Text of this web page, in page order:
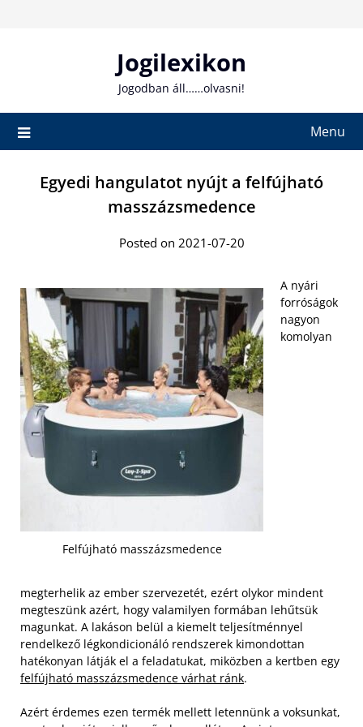
Jogilexikon
Jogodban áll……olvasni!
Menu
Egyedi hangulatot nyújt a felfújható
masszázsmedence
Posted on 2021-07-20
Felfújható masszázsmedence
A nyári
forróságok
nagyon
komolyan
megterhelik az ember szervezetét, ezért olykor mindent
megteszünk azért, hogy valamilyen formában lehűtsük
magunkat. A lakáson belül a kiemelt teljesítménnyel
rendelkező légkondicionáló rendszerek kimondottan
hatékonyan látják el a feladatukat, miközben a kertben egy
felfújható masszázsmedence várhat ránk.
Azért érdemes ezen termék mellett letennünk a voksunkat,